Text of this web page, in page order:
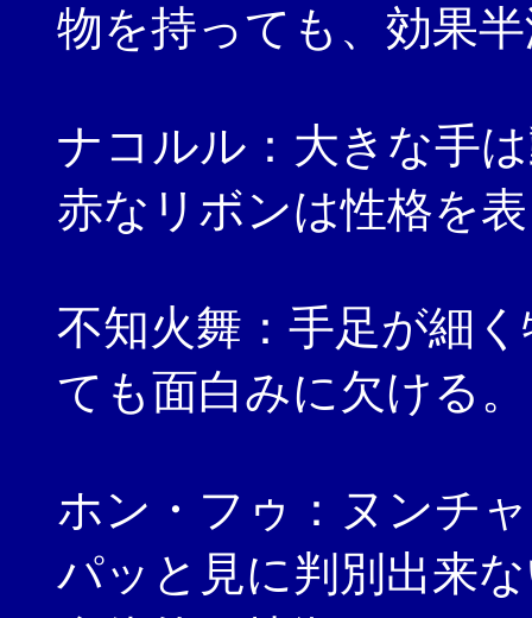
物を持っても、効果
ナコルル：大きな手
赤なリボンは性格を
不知火舞：手足が細
ても面白みに欠ける。
ホン・フゥ：ヌンチ
パッと見に判別出来